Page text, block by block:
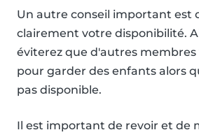
Un autre conseil important est
clairement votre disponibilité.
éviterez que d'autres
pour garder des enfants alors
pas disponible.
Il est important de revoir et de